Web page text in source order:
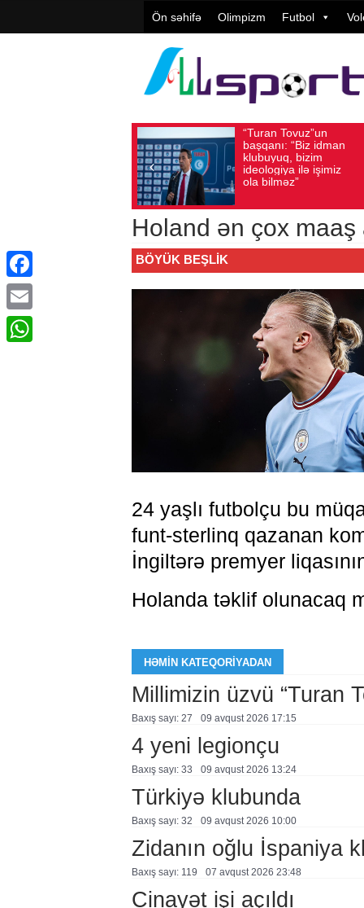
Ön səhifə Olimpizm Futbol
başqanı: “Biz idman
klubuyuq, bizim
ideologiya ilə işimiz
ola bilməz”
Vüqar
yüksək
Avqust 05, 2026
Holand ən çox
BÖYÜK BEŞLIK
24 yaşlı futbolçu bu
funt-sterlinq qazanan
İngiltərə premyer
Holanda təklif olunacaq
HƏMIN KATEQORIYADAN
Millimizin üzvü “Turan
Baxış sayı: 27 09 avqust 2026 17:15
4 yeni legionçu
Baxış sayı: 33 09 avqust 2026 13:24
Türkiyə klubunda
Baxış sayı: 32 09 avqust 2026 10:00
Zidanın oğlu İspaniya
Baxış sayı: 119 07 avqust 2026 23:48
Cinayət işi açıldı
Facebook
Email